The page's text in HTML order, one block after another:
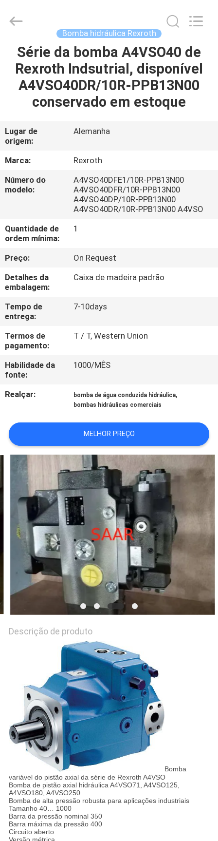
CASA
PRODUTOS
NÓS
EXCURSÃO
DA
FÁBRICA
CONTROLE
DA
QUALIDADE
CONTACTE-
NOS
PEÇA
UMAS
CITAÇÕES
MAPA
DO
SITE
PRIVACY
POLICY
Electronic
Limited.
Bomba hidráulica Rexroth
Série da bomba A4VSO40 de
Rexroth Indsutrial, disponível
A4VSO40DR/10R-PPB13N00
conservado em estoque
Lugar de
origem:
Alemanha
Marca:
Rexroth
Número do
modelo:
A4VSO40DFE1/10R-PPB13N00
A4VSO40DFR/10R-PPB13N00
A4VSO40DP/10R-PPB13N00
A4VSO40DR/10R-PPB13N00 A4VSO
Quantidade de
ordem mínima:
1
Preço:
On Request
Detalhes da
embalagem:
Caixa de madeira padrão
Tempo de
entrega:
7-10days
Termos de
pagamento:
T / T, Western Union
Habilidade da
fonte:
1000/MÊS
Realçar: bomba de água conduzida hidráulica,
bombas hidráulicas comerciais
MELHOR PREÇO
Descrição de produto
Bomba
variável do pistão axial da série de Rexroth A4VSO
Bomba de pistão axial hidráulica A4VSO71, A4VSO125,
A4VSO180, A4VSO250
Bomba de alta pressão robusta para aplicações industriais
Tamanho 40… 1000
Barra da pressão nominal 350
Barra máxima da pressão 400
Circuito aberto
Versão métrica